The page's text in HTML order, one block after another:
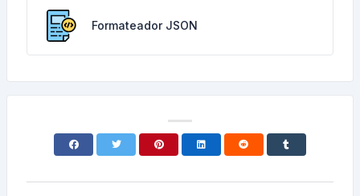
Formateador JSON